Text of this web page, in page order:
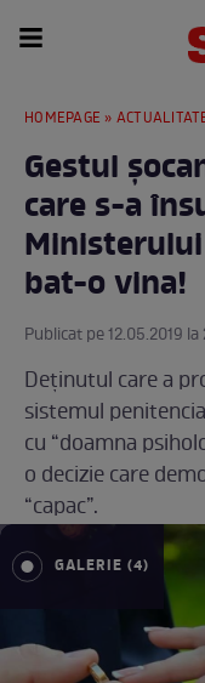
HOMEPAGE »
Gestul
care s-a
bat-o vina!
Publicat pe 12.05.2019
Deținutul care a
sistemul
cu “doamna
o decizie care
“capac”.
GALERIE (4)